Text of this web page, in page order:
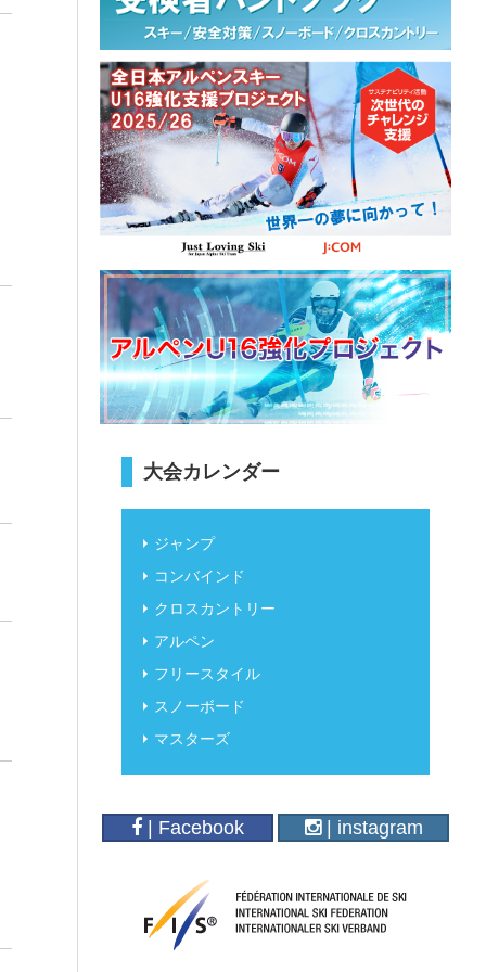
大会カレンダー
ジャンプ
コンバインド
クロスカントリー
アルペン
フリースタイル
スノーボード
マスターズ
| Facebook | instagram